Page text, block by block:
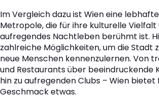
Im Vergleich dazu ist Wien eine
Metropole, die für ihre kulturelle Vielfalt
aufregendes Nachtleben berühmt ist.
zahlreiche Möglichkeiten, um die Stadt
neue Menschen kennenzulernen. Von
und Restaurants über beeindruckende
hin zu aufregenden Clubs – Wien bietet
Geschmack etwas.